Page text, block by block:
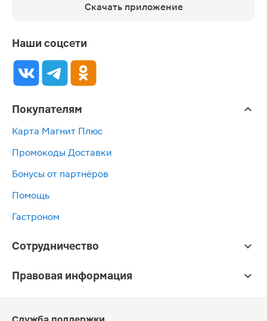
Скачать приложение
Наши соцсети
Покупателям
Карта Магнит Плюс
Промокоды Доставки
Бонусы от партнёров
Помощь
Гастроном
Сотрудничество
Правовая информация